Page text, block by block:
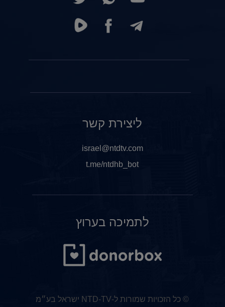
לתמיכה בערוץ
ליצירת קשר
israel@ntdtv.com
t.me/ntdhb_bot
© כל הזכויות שמורות ל-NTD-TV ישראל בע״מ